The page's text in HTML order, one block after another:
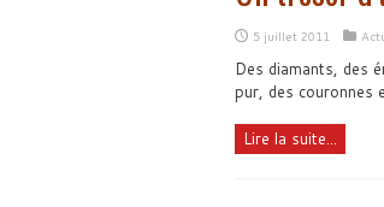
5 juillet 2011
Des diamants, des
pur, des couronnes
Lire la suite...